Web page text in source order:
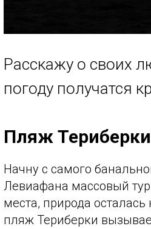
Расскажу о своих
погоду получатся
Пляж Териберки
Начну с самого
Левиафана массовый
места, природа
пляж Териберки